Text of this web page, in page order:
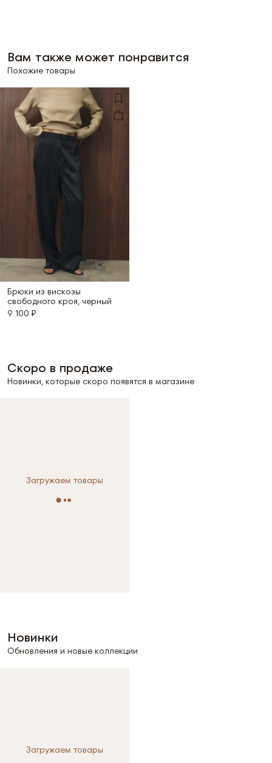
Вам также может понравится
Похожие товары
Брюки из вискозы
свободного кроя, черный
9 100 ₽
Скоро в продаже
Новинки, которые скоро появятся в магазине
Загружаем товары
Новинки
Обновления и новые коллекции
Загружаем товары